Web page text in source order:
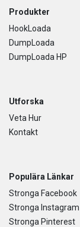
Footer
Produkter
HookLoada
DumpLoada
DumpLoada HP
Utforska
Veta Hur
Kontakt
Populära Länkar
Stronga Facebook
Stronga Instagram
Stronga Pinterest